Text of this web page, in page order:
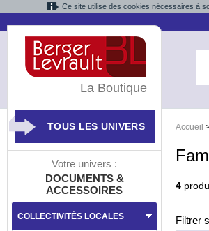
Ce site utilise des cookies nécessaires à
Accueil
4
Filtrer
La Boutique
TOUS LES UNIVERS
Votre univers :
DOCUMENTS &
ACCESSOIRES
COLLECTIVITÉS LOCALES